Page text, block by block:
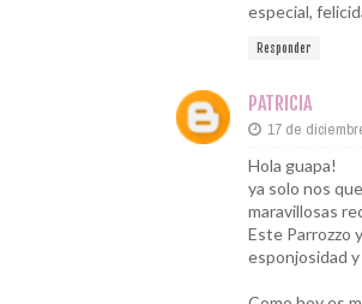
especial,
Responder
PATRICIA
17 de
Hola guapa!
ya solo nos
maravillosas
Este Parrozzo
esponjosidad